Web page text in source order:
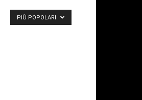
PIÙ POPOLARI